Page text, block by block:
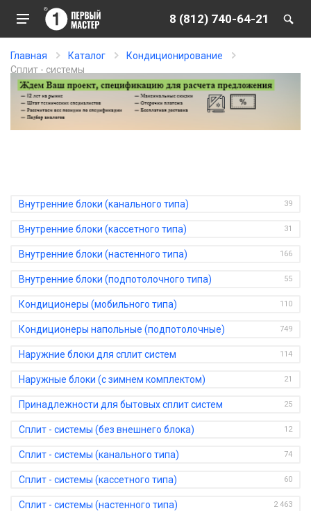
8 (812) 740-64-21
Главная Каталог
Кондиционирование
Сплит - системы
Сплит - системы
Внутренние блоки (канального типа) 39
Внутренние блоки (кассетного типа) 31
Внутренние блоки (настенного типа) 166
Внутренние блоки (подпотолочного типа) 55
Кондиционеры (мобильного типа) 110
Кондиционеры напольные (подпотолочные) 749
Наружние блоки для сплит систем 114
Наружные блоки (с зимнем комплектом) 21
Принадлежности для бытовых сплит систем 25
Сплит - системы (без внешнего блока) 12
Сплит - системы (канального типа) 74
Сплит - системы (кассетного типа) 60
Сплит - системы (настенного типа) 2 463